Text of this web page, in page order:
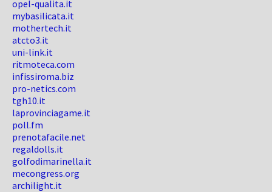
opel-qualita.it
mybasilicata.it
mothertech.it
atcto3.it
uni-link.it
ritmoteca.com
infissiroma.biz
pro-netics.com
tgh10.it
laprovinciagame.it
poll.fm
prenotafacile.net
regaldolls.it
golfodimarinella.it
mecongress.org
archilight.it